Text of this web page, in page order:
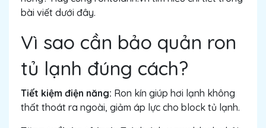
bài viết dưới đây.
Vì sao cần bảo quản ron
tủ lạnh đúng cách?
Tiết kiệm điện năng: Ron kín giúp hơi lạnh không
thất thoát ra ngoài, giảm áp lực cho block tủ lạnh.